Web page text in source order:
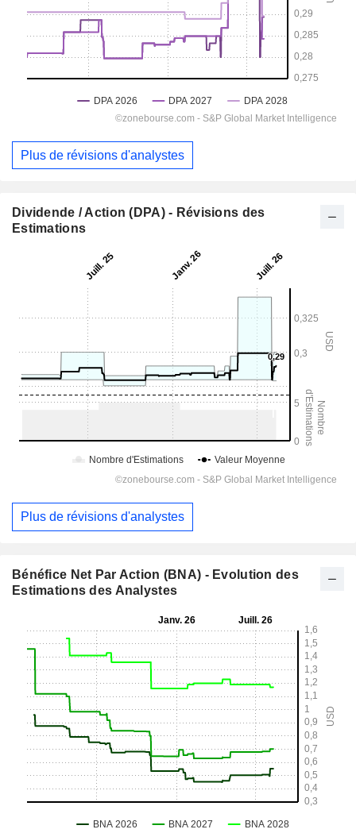
Plus de révisions d'analystes
Dividende / Action (DPA) - Révisions des
Estimations
Plus de révisions d'analystes
Bénéfice Net Par Action (BNA) - Evolution des
Estimations des Analystes